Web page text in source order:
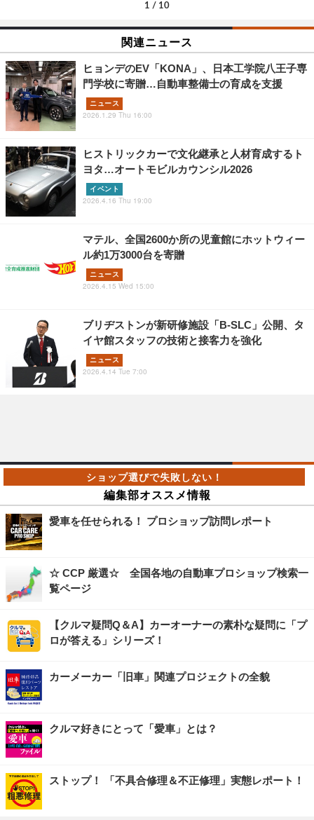
1 / 10
関連ニュース
ヒョンデのEV「KONA」、日本工学院八王子専
門学校に寄贈…自動車整備士の育成を支援
ニュース
2026.1.29 Thu 16:00
ヒストリックカーで文化継承と人材育成するト
ヨタ…オートモビルカウンシル2026
イベント
2026.4.16 Thu 19:00
マテル、全国2600か所の児童館にホットウィー
ル約1万3000台を寄贈
ニュース
2026.4.15 Wed 15:00
ブリヂストンが新研修施設「B-SLC」公開、タ
イヤ館スタッフの技術と接客力を強化
ニュース
2026.4.14 Tue 7:00
編集部オススメ情報
愛車を任せられる！ プロショップ訪問レポート
☆ CCP 厳選☆ 全国各地の自動車プロショップ検索一
覧ページ
【クルマ疑問Q＆A】カーオーナーの素朴な疑問に「プ
ロが答える」シリーズ！
カーメーカー「旧車」関連プロジェクトの全貌
クルマ好きにとって「愛車」とは？
ストップ！ 「不具合修理＆不正修理」実態レポート！